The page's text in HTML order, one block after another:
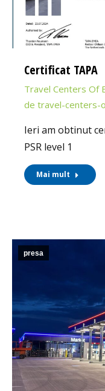
Certificat TAPA
Travel Centers Of
de travel-centers-
Ieri am obtinut
PSR level 1
Mai mult
presa